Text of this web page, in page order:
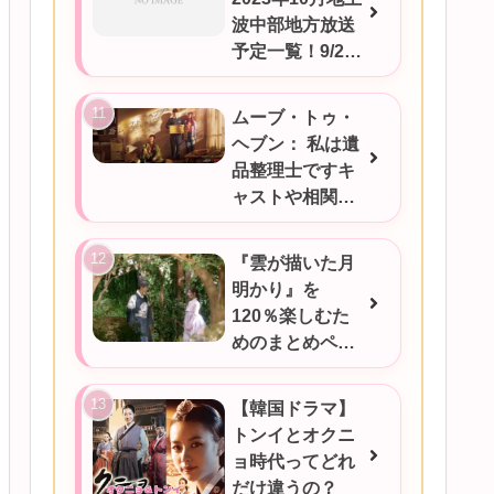
波中部地方放送
予定一覧！9/25
更新
ムーブ・トゥ・
ヘブン： 私は遺
品整理士ですキ
ャストや相関図
★あらすじをご
紹介/韓国ドラマ
『雲が描いた月
明かり』を
120％楽しむた
めのまとめペー
ジ
【韓国ドラマ】
トンイとオクニ
ョ時代ってどれ
だけ違うの？